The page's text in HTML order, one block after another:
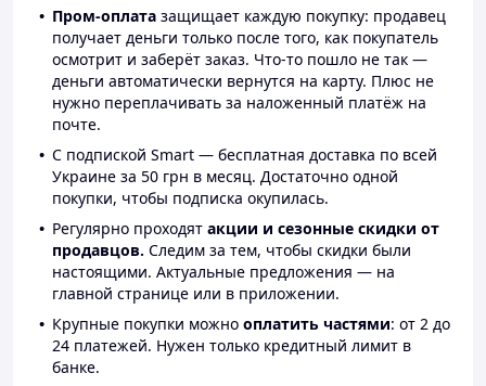
Пром-оплата защищает каждую покупку: продавец
получает деньги только после того, как покупатель
осмотрит и заберёт заказ. Что-то пошло не так —
деньги автоматически вернутся на карту. Плюс не
нужно переплачивать за наложенный платёж на
почте.
С подпиской Smart — бесплатная доставка по всей
Украине за 50 грн в месяц. Достаточно одной
покупки, чтобы подписка окупилась.
Регулярно проходят акции и сезонные скидки от
продавцов. Следим за тем, чтобы скидки были
настоящими. Актуальные предложения — на
главной странице или в приложении.
Крупные покупки можно оплатить частями: от 2 до
24 платежей. Нужен только кредитный лимит в
банке.